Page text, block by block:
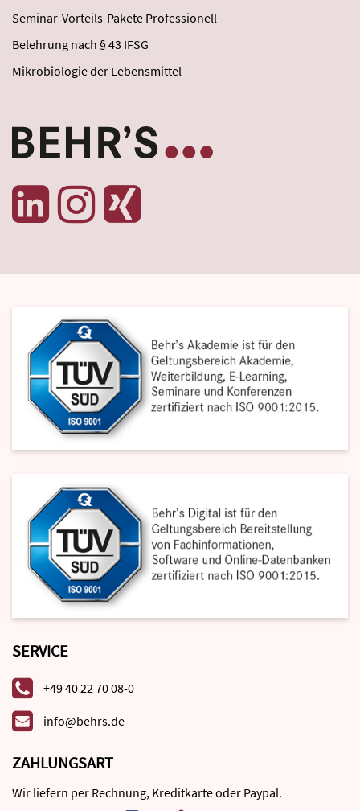
Seminar-Vorteils-Pakete Professionell
Belehrung nach § 43 IFSG
Mikrobiologie der Lebensmittel
SERVICE
+49 40 22 70 08-0
info@behrs.de
ZAHLUNGSART
Wir liefern per Rechnung, Kreditkarte oder Paypal.